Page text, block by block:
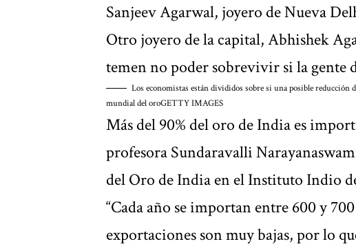
Sanjeev Agarwal, joyero de Nueva
Otro joyero de la capital, Abhishek
temen no poder sobrevivir si la gente
Los economistas están divididos sobre si una posible
mundial del oroGETTY IMAGES
Más del 90% del oro de India es
profesora Sundaravalli
del Oro de India en el Instituto Indio
“Cada año se importan entre 600 y
exportaciones son muy bajas, por lo